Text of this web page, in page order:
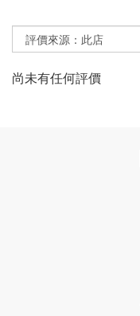
尚未有任何評價